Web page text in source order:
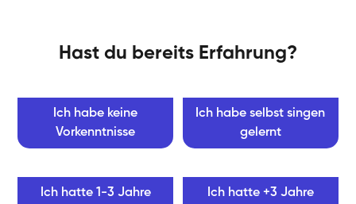
Hast du bereits Erfahrung?
Ich habe keine
Vorkenntnisse
Ich habe selbst singen
gelernt
Ich hatte 1-3 Jahre
Ich hatte +3 Jahre